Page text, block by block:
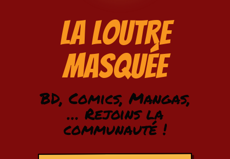
La Loutre
Masquée
BD, Comics, Mangas,
… Rejoins la
communauté !